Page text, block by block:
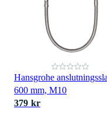
Hansgrohe
600 mm, M10
379 kr